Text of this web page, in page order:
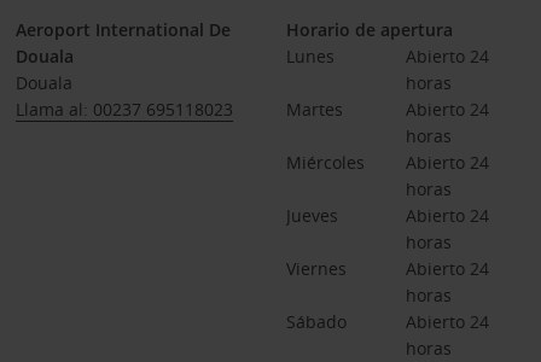
Aeroport International De
Douala
Douala
Llama al: 00237 695118023
Horario de apertura
Lunes
Abierto 24
horas
Martes
Abierto 24
horas
Miércoles
Abierto 24
horas
Jueves
Abierto 24
horas
Viernes
Abierto 24
horas
Sábado
Abierto 24
horas